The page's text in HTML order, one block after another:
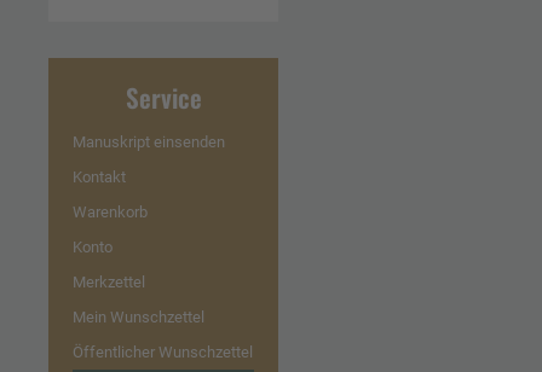
Service
Manuskript einsenden
Kontakt
Warenkorb
Konto
Merkzettel
Mein Wunschzettel
Öffentlicher Wunschzettel